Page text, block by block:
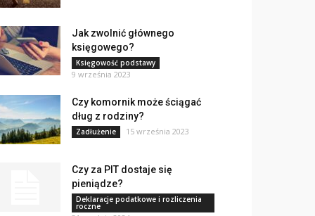
Jak zwolnić głównego
księgowego?
Księgowość podstawy
9 września 2023
Czy komornik może ściągać
dług z rodziny?
Zadłużenie 15 września 2023
Czy za PIT dostaje się
pieniądze?
Deklaracje podatkowe i rozliczenia
roczne